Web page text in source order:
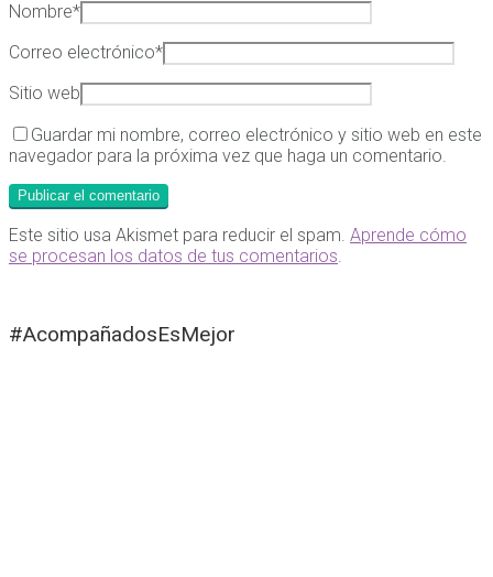
Nombre*
Correo electrónico*
Sitio web
Guardar mi nombre, correo electrónico y sitio web en este
navegador para la próxima vez que haga un comentario.
Este sitio usa Akismet para reducir el spam. Aprende cómo
se procesan los datos de tus comentarios
#AcompañadosEsMejor